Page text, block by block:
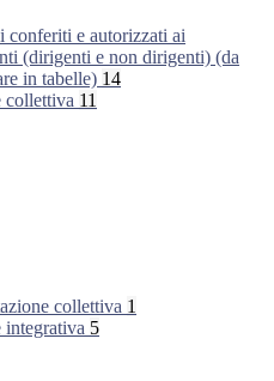
conferiti e autorizzati ai
(dirigenti e non dirigenti) (da
in tabelle) 14
collettiva 11
collettiva 1
integrativa 5